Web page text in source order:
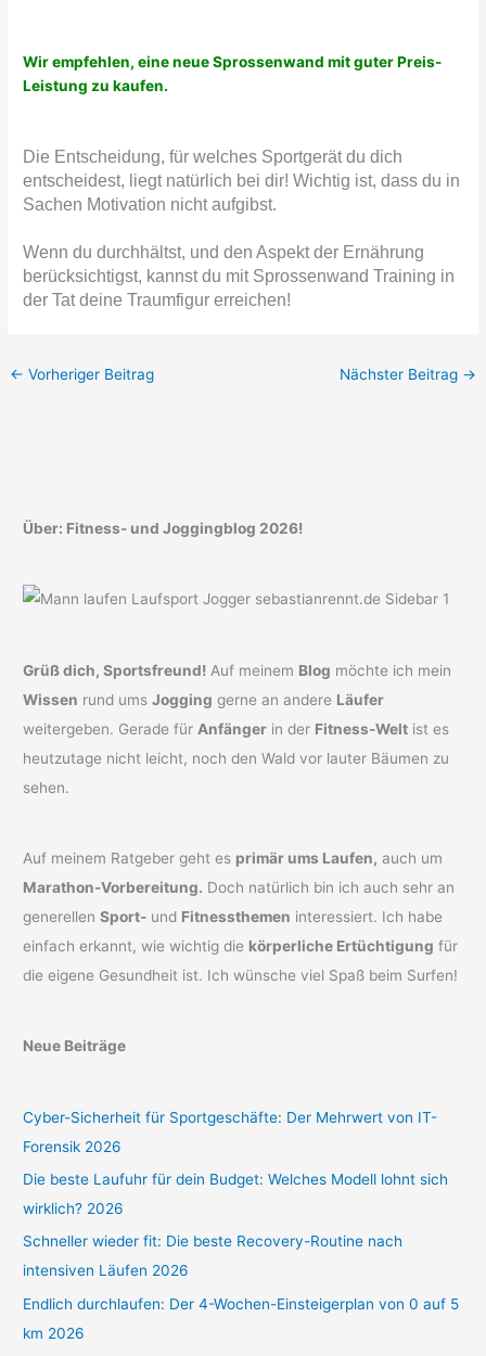
Wir empfehlen, eine neue Sprossenwand mit guter Preis-
Leistung zu kaufen.
Die Entscheidung, für welches Sportgerät du dich
entscheidest, liegt natürlich bei dir! Wichtig ist, dass du in
Sachen Motivation nicht aufgibst.
Wenn du durchhältst, und den Aspekt der Ernährung
berücksichtigst, kannst du mit Sprossenwand Training in
der Tat deine Traumfigur erreichen!
← Vorheriger Beitrag Nächster Beitrag →
Über: Fitness- und Joggingblog 2026!
Grüß dich, Sportsfreund! Auf meinem Blog möchte ich mein
Wissen rund umsJogging gerne an andere Läufer
weitergeben. Gerade für Anfänger in der Fitness-Welt ist es
heutzutage nicht leicht, noch den Wald vor lauter Bäumen zu
sehen.
Auf meinem Ratgeber geht es primär ums Laufen, auch um
Marathon-Vorbereitung. Doch natürlich bin ich auch sehr an
generellenSport- und Fitnessthemen interessiert. Ich habe
einfach erkannt, wie wichtig die körperliche Ertüchtigung für
die eigene Gesundheit ist. Ich wünsche viel Spaß beim Surfen!
Neue Beiträge
Cyber-Sicherheit für Sportgeschäfte: Der Mehrwert von IT-
Forensik 2026
Die beste Laufuhr für dein Budget: Welches Modell lohnt sich
wirklich? 2026
Schneller wieder fit: Die beste Recovery-Routine nach
intensiven Läufen 2026
Endlich durchlaufen: Der 4-Wochen-Einsteigerplan von 0 auf 5
km 2026